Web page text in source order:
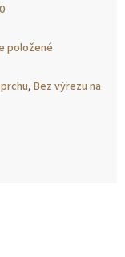
položené
, Bez výrezu na